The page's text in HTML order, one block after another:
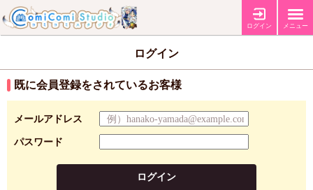
ログイン メニュー
ログイン
既に会員登録をされているお客様
メールアドレス
パスワード
ログイン